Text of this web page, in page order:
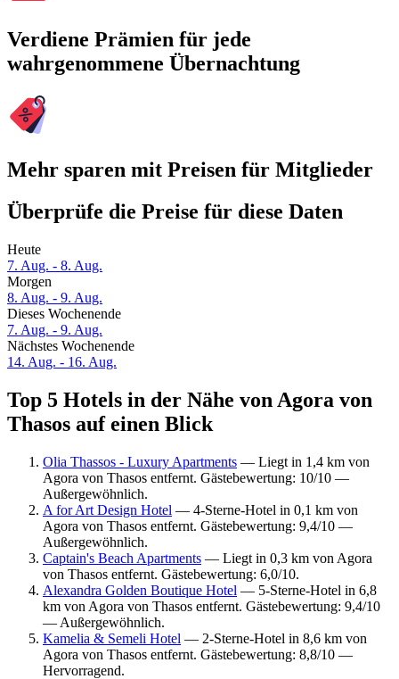
Verdiene Prämien für jede
wahrgenommene Übernachtung
Mehr sparen mit Preisen für Mitglieder
Überprüfe die Preise für diese Daten
Heute
7. Aug. - 8. Aug.
Morgen
8. Aug. - 9. Aug.
Dieses Wochenende
7. Aug. - 9. Aug.
Nächstes Wochenende
14. Aug. - 16. Aug.
Top 5 Hotels in der Nähe von Agora von
Thasos auf einen Blick
Olia Thassos - Luxury Apartments — Liegt in 1,4 km von
Agora von Thasos entfernt. Gästebewertung: 10/10 —
Außergewöhnlich.
A for Art Design Hotel — 4-Sterne-Hotel in 0,1 km von
Agora von Thasos entfernt. Gästebewertung: 9,4/10 —
Außergewöhnlich.
Captain's Beach Apartments — Liegt in 0,3 km von Agora
von Thasos entfernt. Gästebewertung: 6,0/10.
Alexandra Golden Boutique Hotel — 5-Sterne-Hotel in 6,8
km von Agora von Thasos entfernt. Gästebewertung: 9,4/10
— Außergewöhnlich.
Kamelia & Semeli Hotel — 2-Sterne-Hotel in 8,6 km von
Agora von Thasos entfernt. Gästebewertung: 8,8/10 —
Hervorragend.